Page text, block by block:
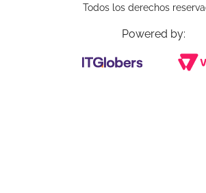
Todos los derechos
Powered by: